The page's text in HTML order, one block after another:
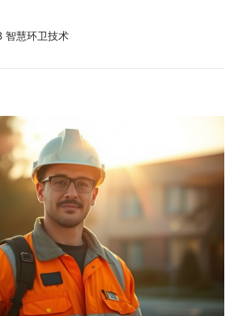
慧环卫技术